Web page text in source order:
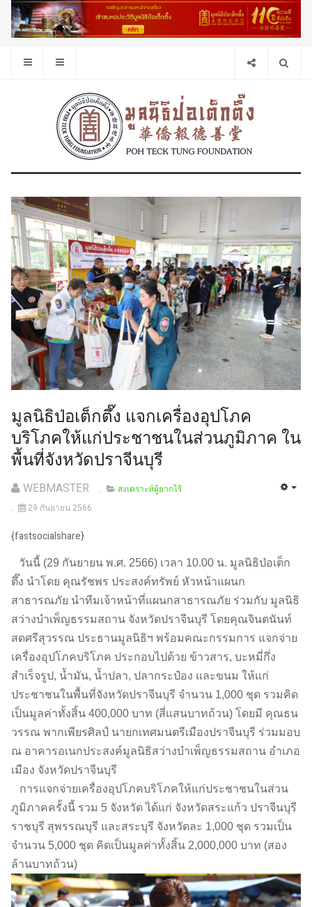
มูลนิธิป่อเต็กตึ๊ง แจกเครื่องอุปโภค
บริโภคให้แก่ประชาชนในส่วนภูมิภาค ใน
พื้นที่จังหวัดปราจีนบุรี
WEBMASTER
สงเคราะห์ผู้ยากไร้
29 กันยายน 2566
{fastsocialshare}
วันนี้ (29 กันยายน พ.ศ. 2566) เวลา 10.00 น. มูลนิธิป่อเต็ก
ตึ๊ง นำโดย คุณรัชพร ประสงค์ทรัพย์ หัวหน้าแผนก
สาธารณภัย นำทีมเจ้าหน้าที่แผนกสาธารณภัย ร่วมกับ มูลนิธิ
สว่างบำเพ็ญธรรมสถาน จังหวัดปราจีนบุรี โดยคุณจินตนันท์
สดศรีสุวรรณ ประธานมูลนิธิฯ พร้อมคณะกรรมการ แจกจ่าย
เครื่องอุปโภคบริโภค ประกอบไปด้วย ข้าวสาร, บะหมี่กึ่ง
สำเร็จรูป, น้ำมัน, น้ำปลา, ปลากระป๋อง และขนม ให้แก่
ประชาชนในพื้นที่จังหวัดปราจีนบุรี จำนวน 1,000 ชุด รวมคิด
เป็นมูลค่าทั้งสิ้น 400,000 บาท (สี่แสนบาทถ้วน) โดยมี คุณธน
วรรณ พากเพียรศิลป์ นายกเทศมนตรีเมืองปราจีนบุรี ร่วมมอบ
ณ อาคารอเนกประสงค์มูลนิธิสว่างบำเพ็ญธรรมสถาน อำเภอ
เมือง จังหวัดปราจีนบุรี
การแจกจ่ายเครื่องอุปโภคบริโภคให้แก่ประชาชนในส่วน
ภูมิภาคครั้งนี้ รวม 5 จังหวัด ได้แก่ จังหวัดสระแก้ว ปราจีนบุรี
ราชบุรี สุพรรณบุรี และสระบุรี จังหวัดละ 1,000 ชุด รวมเป็น
จำนวน 5,000 ชุด คิดเป็นมูลค่าทั้งสิ้น 2,000,000 บาท (สอง
ล้านบาทถ้วน)